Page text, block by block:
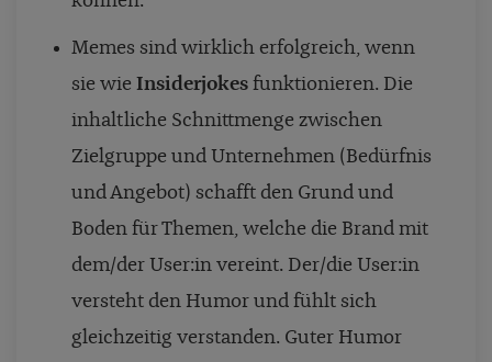
Memes sind wirklich erfolgreich, wenn
sie wie Insiderjokes funktionieren. Die
inhaltliche Schnittmenge zwischen
Zielgruppe und Unternehmen (Bedürfnis
und Angebot) schafft den Grund und
Boden für Themen, welche die Brand mit
dem/der User:in vereint. Der/die User:in
versteht den Humor und fühlt sich
gleichzeitig verstanden. Guter Humor